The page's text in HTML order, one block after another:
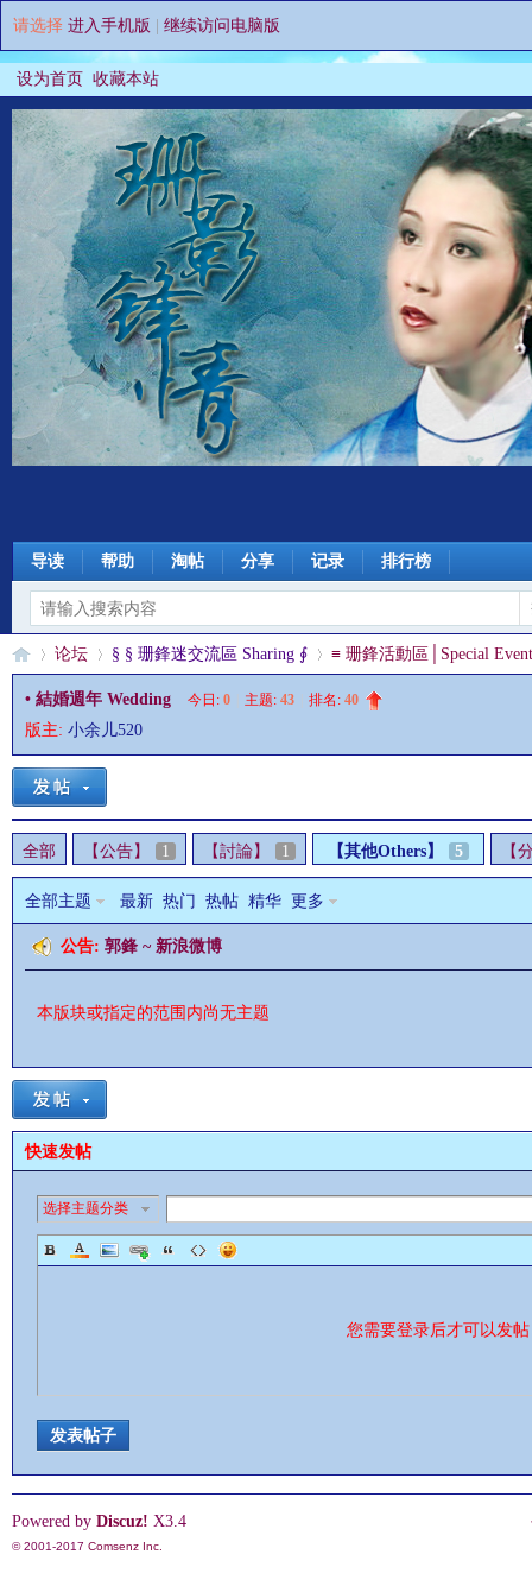
请选择 进入手机版 继续访问电脑版
设为首页 收藏本站
导读 帮助 淘帖 分享 记录 排行榜
§ »
论坛
›
§ § 珊鋒迷交流區 Sharing ∮
›
≡ 珊鋒活動區│Special
• 結婚週年 Wedding 今日: 0 主题: 43 排名: 40
版主: 小余儿520
全部 【公告】 1 【討論】 1 【其他Others】 5 【
全部主题 最新 热门 热帖 精华 更多
公告: 郭鋒 ~ 新浪微博
本版块或指定的范围内尚无主题
快速发帖
选择主题分类
您需要登录后才可以发
发表帖子
Powered by Discuz! X3.4
© 2001-2017 Comsenz Inc.